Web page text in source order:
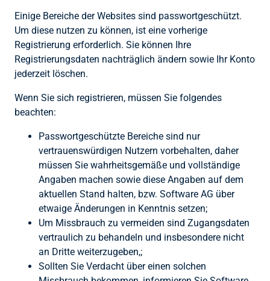
Einige Bereiche der Websites sind passwortgeschützt.
Um diese nutzen zu können, ist eine vorherige
Registrierung erforderlich. Sie können Ihre
Registrierungsdaten nachträglich ändern sowie Ihr Konto
jederzeit löschen.
Wenn Sie sich registrieren, müssen Sie folgendes
beachten:
Passwortgeschützte Bereiche sind nur
vertrauenswürdigen Nutzern vorbehalten, daher
müssen Sie wahrheitsgemäße und vollständige
Angaben machen sowie diese Angaben auf dem
aktuellen Stand halten, bzw. Software AG über
etwaige Änderungen in Kenntnis setzen;
Um Missbrauch zu vermeiden sind Zugangsdaten
vertraulich zu behandeln und insbesondere nicht
an Dritte weiterzugeben,;
Sollten Sie Verdacht über einen solchen